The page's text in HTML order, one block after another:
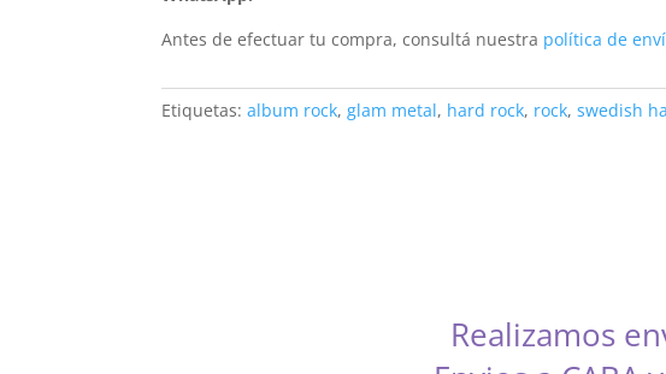
Antes de efectuar tu compra, consultá nuestra política de
Etiquetas:album rock,glam metal, hard rock, rock,swedish
Realizamos